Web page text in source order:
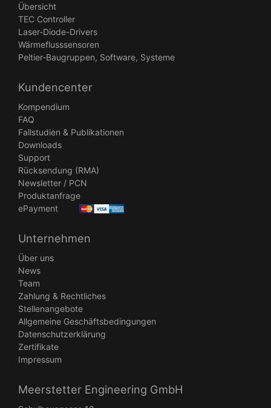
Übersicht
TEC Controller
Laser-Diode-Drivers
Wärmeflusssensoren
Peltier-Baugruppen, Software, Systeme
Kundencenter
Kompendium
FAQ
Fallstudien & Publikationen
Downloads
Support
Rücksendung (RMA)
Newsletter / PCN
Produktanfrage
ePayment
Unternehmen
Über uns
News
Team
Zahlung & Rechtliches
Stellenangebote
Allgemeine Geschäftsbedingungen
Datenschutzerklärung
Zertifikate
Impressum
Meerstetter Engineering GmbH